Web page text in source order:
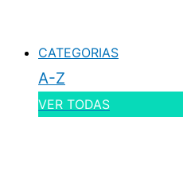
CATEGORIAS
A-Z
VER TODAS